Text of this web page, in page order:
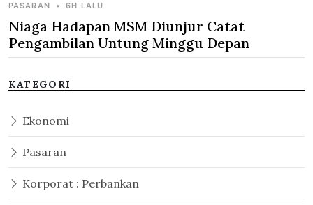
PASARAN • 6H LALU
Niaga Hadapan MSM Diunjur Catat
Pengambilan Untung Minggu Depan
KATEGORI
Ekonomi
Pasaran
Korporat : Perbankan